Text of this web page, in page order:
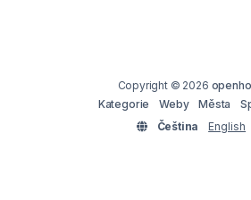
Copyright © 2026
Kategorie
Weby Města
Čeština
English